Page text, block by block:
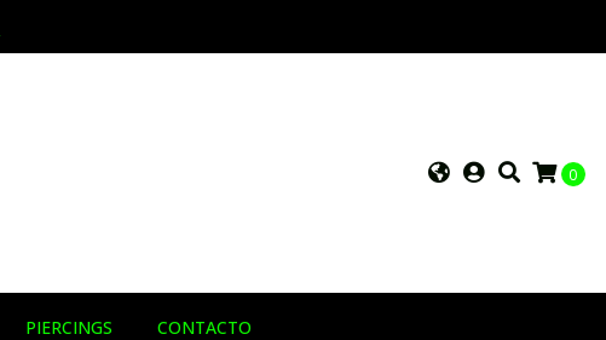
0
PIERCINGS CONTACTO